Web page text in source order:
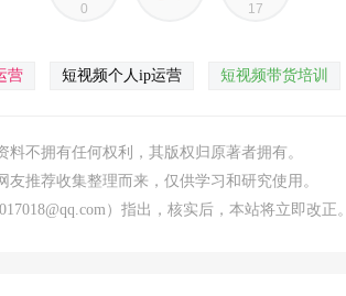
0 17
营 短视频个人ip运营 短视频带货培训
不拥有任何权利，其版权归原著者拥有。
推荐收集整理而来，仅供学习和研究使用。
）指出，核实后，本站将立即改正。